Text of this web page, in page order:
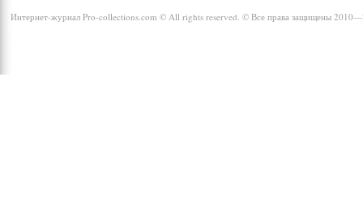
Интернет-журнал Pro-collections.com © All rights reserved. © Все права защищены